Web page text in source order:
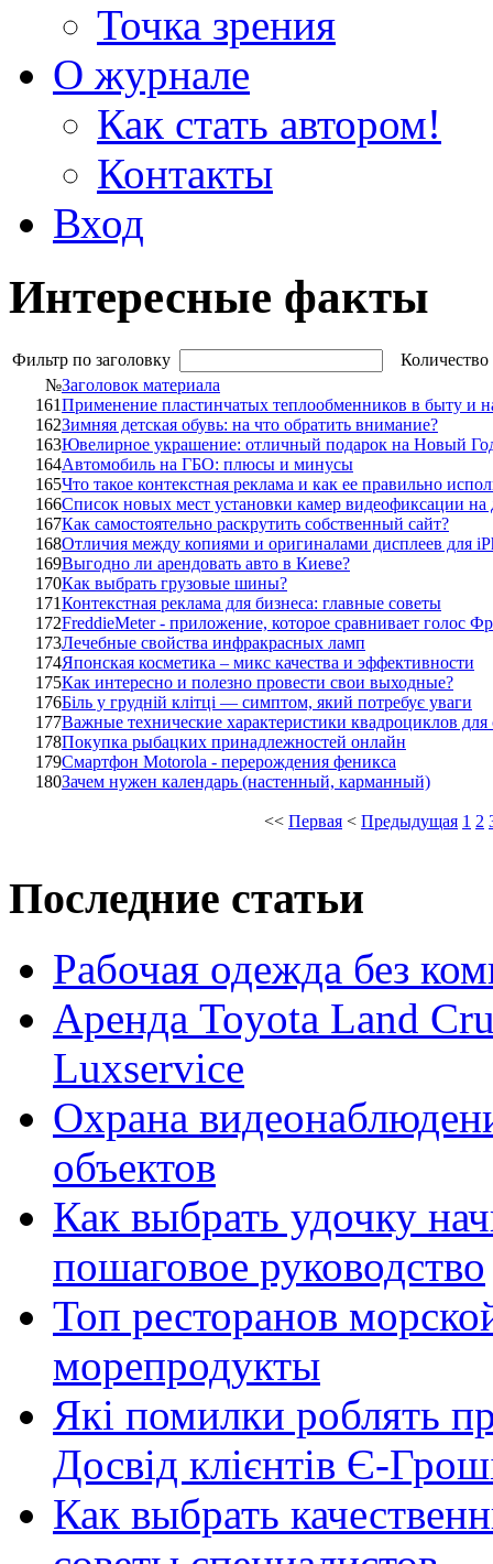
Точка зрения
О журнале
Как стать автором!
Контакты
Вход
Интересные факты
Фильтр по заголовку
№Заголовок материала
161Применение пластинчатых теплообменников в быту и
162Зимняя детская обувь: на что обратить внимание?
163Ювелирное украшение: отличный подарок на Новый
164Автомобиль на ГБО: плюсы и минусы
165Что такое контекстная реклама и как ее правильно
166Список новых мест установки камер видеофиксации на
167Как самостоятельно раскрутить собственный сайт?
168Отличия между копиями и оригиналами дисплеев для
169Выгодно ли арендовать авто в Киеве?
170Как выбрать грузовые шины?
171Контекстная реклама для бизнеса: главные советы
172FreddieMeter - приложение, которое сравнивает голос
173Лечебные свойства инфракрасных ламп
174Японская косметика – микс качества и эффективности
175Как интересно и полезно провести свои выходные?
176Біль у грудній клітці — симптом, який потребує уваги
177Важные технические характеристики квадроциклов для
178Покупка рыбацких принадлежностей онлайн
179Смартфон Motorola - перерождения феникса
180Зачем нужен календарь (настенный, карманный)
<< Первая < Предыдущая 1 2
Последние статьи
Рабочая одежда без
Аренда Toyota Land
Luxservice
Охрана
объектов
Как выбрать удочку
пошаговое руководство
Топ ресторанов
морепродукты
Які помилки роблять
Досвід клієнтів Є-
Как выбрать